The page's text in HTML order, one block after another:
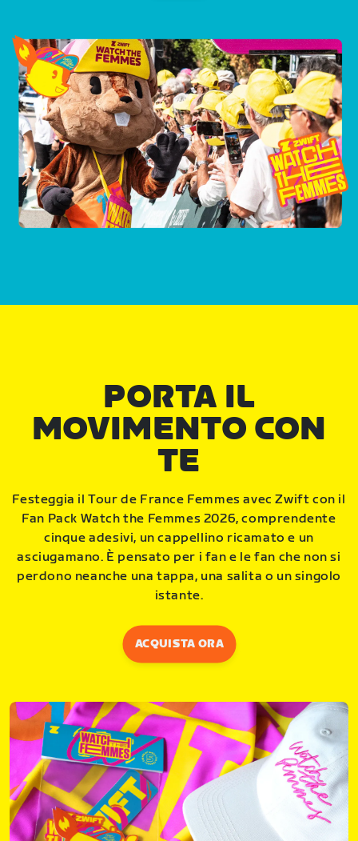
PORTA IL
MOVIMENTO CON
TE
Festeggia il Tour de France Femmes avec Zwift con il
Fan Pack Watch the Femmes 2026, comprendente
cinque adesivi, un cappellino ricamato e un
asciugamano. È pensato per i fan e le fan che non si
perdono neanche una tappa, una salita o un singolo
istante.
ACQUISTA ORA